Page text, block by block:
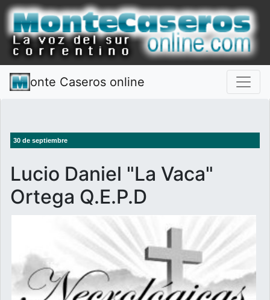
onte Caseros online
30 de septiembre
Lucio Daniel "La Vaca"
Ortega Q.E.P.D